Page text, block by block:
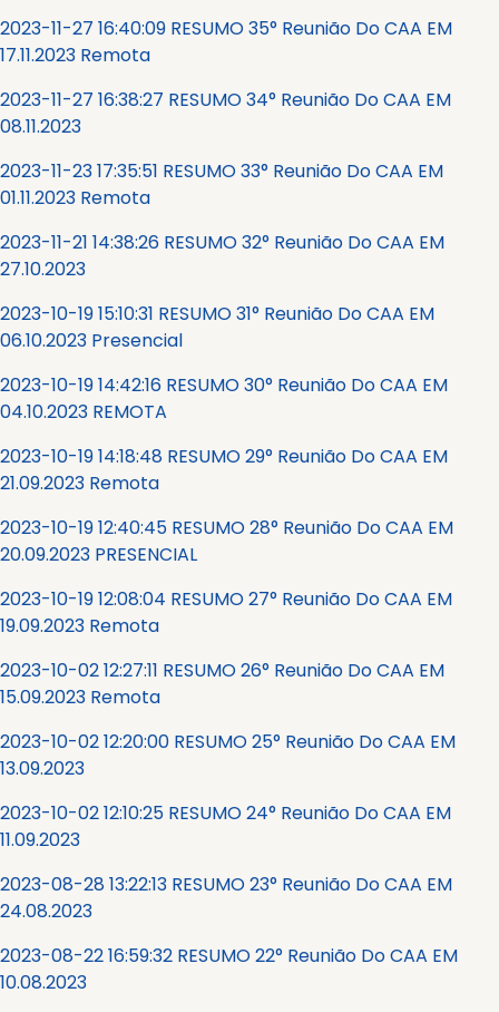
2023-11-27 16:40:09 RESUMO 35° Reunião Do CAA EM
17.11.2023 Remota
2023-11-27 16:38:27 RESUMO 34° Reunião Do CAA EM
08.11.2023
2023-11-23 17:35:51 RESUMO 33° Reunião Do CAA EM
01.11.2023 Remota
2023-11-21 14:38:26 RESUMO 32° Reunião Do CAA EM
27.10.2023
2023-10-19 15:10:31 RESUMO 31° Reunião Do CAA EM
06.10.2023 Presencial
2023-10-19 14:42:16 RESUMO 30° Reunião Do CAA EM
04.10.2023 REMOTA
2023-10-19 14:18:48 RESUMO 29° Reunião Do CAA EM
21.09.2023 Remota
2023-10-19 12:40:45 RESUMO 28° Reunião Do CAA EM
20.09.2023 PRESENCIAL
2023-10-19 12:08:04 RESUMO 27° Reunião Do CAA EM
19.09.2023 Remota
2023-10-02 12:27:11 RESUMO 26° Reunião Do CAA EM
15.09.2023 Remota
2023-10-02 12:20:00 RESUMO 25° Reunião Do CAA EM
13.09.2023
2023-10-02 12:10:25 RESUMO 24° Reunião Do CAA EM
11.09.2023
2023-08-28 13:22:13 RESUMO 23° Reunião Do CAA EM
24.08.2023
2023-08-22 16:59:32 RESUMO 22° Reunião Do CAA EM
10.08.2023